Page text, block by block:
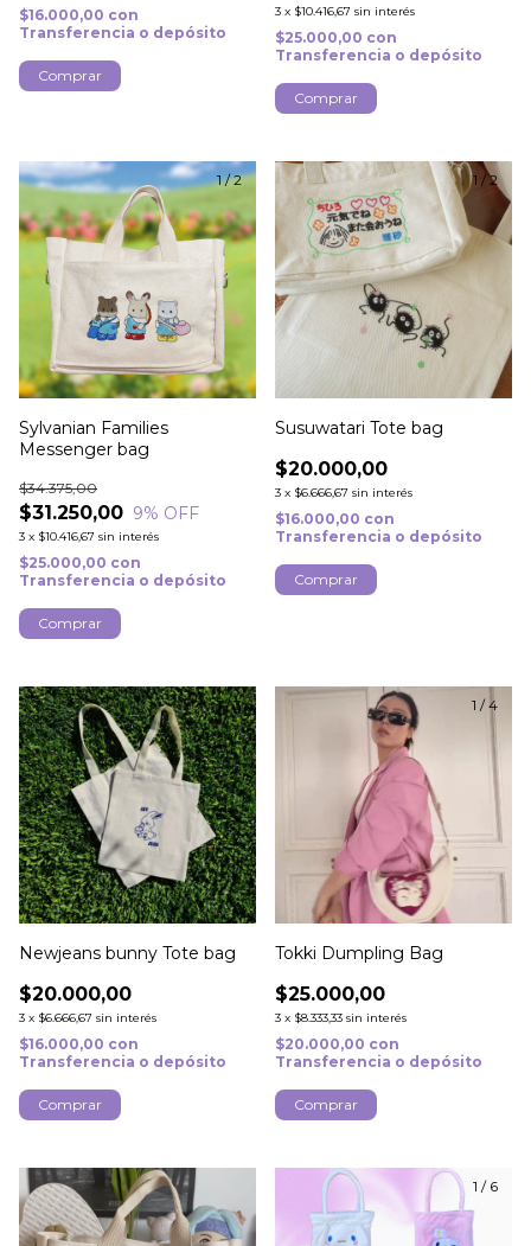
$16.000,00 con
Transferencia o depósito
3 x $10.416,67 sin interés
$25.000,00 con
Transferencia o depósito
1/2
Sylvanian Families
Messenger bag
$31.250,00
$34.375,00
9% OFF
3 x $10.416,67 sin interés
$25.000,00 con
Transferencia o depósito
1 /2
Susuwatari Tote bag
$20.000,00
3 x $6.666,67 sin interés
$16.000,00 con
Transferencia o depósito
1/3
Newjeans bunny Tote bag
$20.000,00
3 x $6.666,67 sin interés
$16.000,00 con
Transferencia o depósito
1 /4
Tokki Dumpling Bag
$25.000,00
3 x $8.333,33 sin interés
$20.000,00 con
Transferencia o depósito
1 / 6